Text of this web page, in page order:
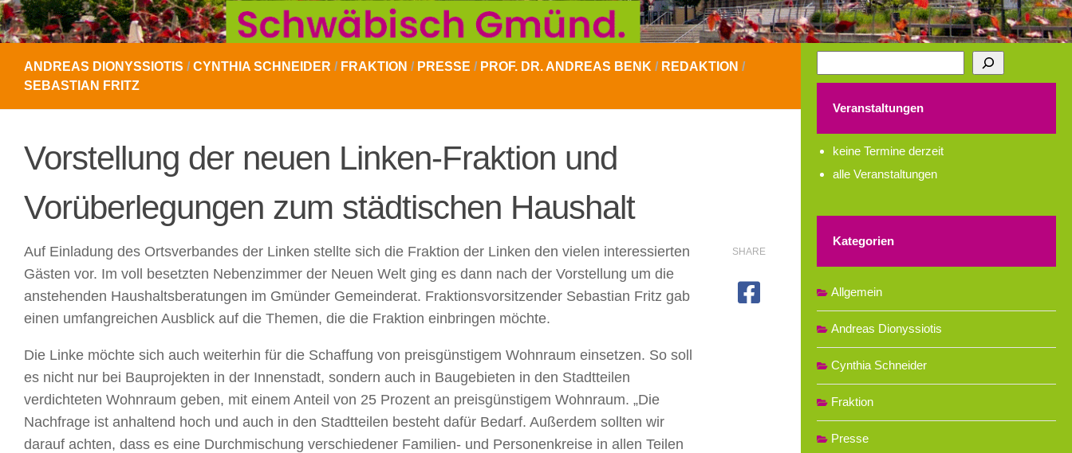
ANDREAS DIONYSSIOTIS / CYNTHIA SCHNEIDER / FRAKTION / PRESSE / PROF. DR. ANDREAS BENK / REDAKTION /
SEBASTIAN FRITZ
Vorstellung der neuen Linken-Fraktion und
Vorüberlegungen zum städtischen Haushalt
Auf Einladung des Ortsverbandes der Linken stellte sich die Fraktion der Linken den vielen interessierten
Gästen vor. Im voll besetzten Nebenzimmer der Neuen Welt ging es dann nach der Vorstellung um die
anstehenden Haushaltsberatungen im Gmünder Gemeinderat. Fraktionsvorsitzender Sebastian Fritz gab
einen umfangreichen Ausblick auf die Themen, die die Fraktion einbringen möchte.
Die Linke möchte sich auch weiterhin für die Schaffung von preisgünstigem Wohnraum einsetzen. So soll
es nicht nur bei Bauprojekten in der Innenstadt, sondern auch in Baugebieten in den Stadtteilen
verdichteten Wohnraum geben, mit einem Anteil von 25 Prozent an preisgünstigem Wohnraum. „Die
Nachfrage ist anhaltend hoch und auch in den Stadtteilen besteht dafür Bedarf. Außerdem sollten wir
darauf achten, dass es eine Durchmischung verschiedener Familien- und Personenkreise in allen Teilen
SHARE
Veranstaltungen
keine Termine derzeit
alle Veranstaltungen
Kategorien
Allgemein
Andreas Dionyssiotis
Cynthia Schneider
Fraktion
Presse